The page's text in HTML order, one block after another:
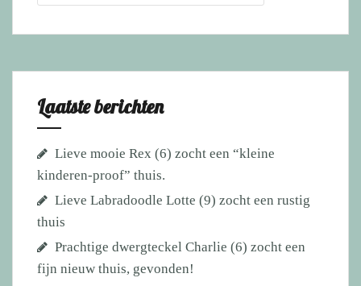
Laatste berichten
Lieve mooie Rex (6) zocht een “kleine
kinderen-proof” thuis.
Lieve Labradoodle Lotte (9) zocht een rustig
thuis
Prachtige dwergteckel Charlie (6) zocht een
fijn nieuw thuis, gevonden!